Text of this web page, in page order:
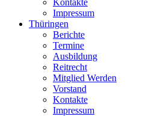
Kontakte
Impressum
Thüringen
Berichte
Termine
Ausbildung
Reitrecht
Mitglied Werden
Vorstand
Kontakte
Impressum